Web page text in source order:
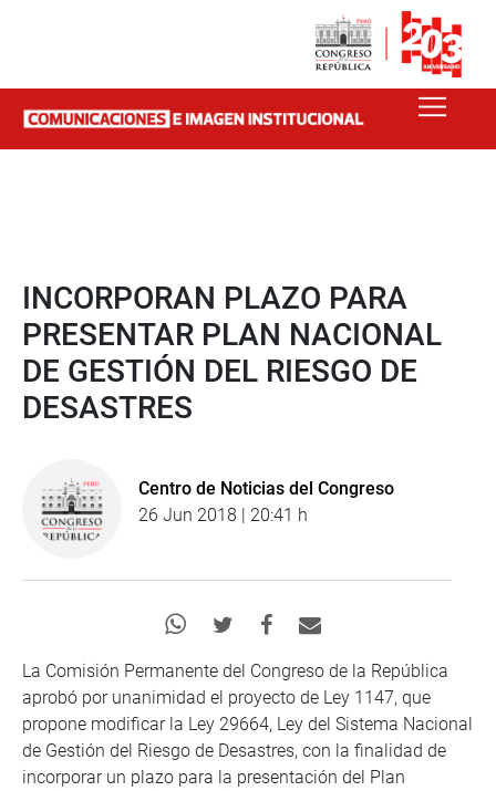
INCORPORAN PLAZO PARA
PRESENTAR PLAN NACIONAL
DE GESTIÓN DEL RIESGO DE
DESASTRES
Centro de Noticias del Congreso
26 Jun 2018 | 20:41 h
La Comisión Permanente del Congreso de la República
aprobó por unanimidad el proyecto de Ley 1147, que
propone modificar la Ley 29664, Ley del Sistema Nacional
de Gestión del Riesgo de Desastres, con la finalidad de
incorporar un plazo para la presentación del Plan